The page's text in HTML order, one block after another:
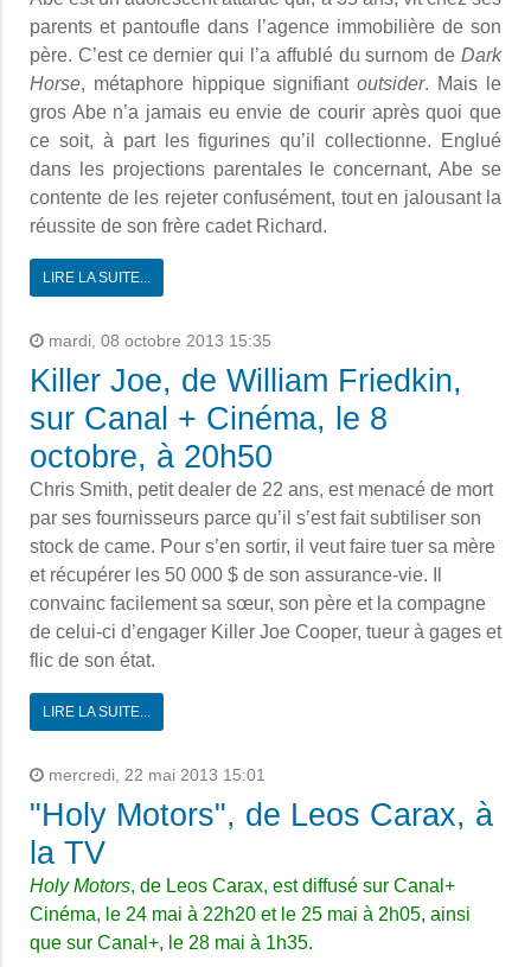
parents et pantoufle dans l’agence immobilière de son
père. C’est ce dernier qui l’a affublé du surnom de Dark
Horse, métaphore hippique signifiantoutsider. Mais le
gros Abe n’a jamais eu envie de courir après quoi que
ce soit, à part les figurines qu’il collectionne. Englué
dans les projections parentales le concernant, Abe se
contente de les rejeter confusément, tout en jalousant la
réussite de son frère cadet Richard.
LIRE LA SUITE...
mardi, 08 octobre 2013 15:35
Killer Joe, de William Friedkin,
sur Canal + Cinéma, le 8
octobre, à 20h50
Chris Smith, petit dealer de 22 ans, est menacé de mort
par ses fournisseurs parce qu’il s’est fait subtiliser son
stock de came. Pour s’en sortir, il veut faire tuer sa mère
et récupérer les 50 000 $ de son assurance-vie. Il
convainc facilement sa sœur, son père et la compagne
de celui-ci d’engager Killer Joe Cooper, tueur à gages et
flic de son état.
LIRE LA SUITE...
mercredi, 22 mai 2013 15:01
"Holy Motors", de Leos Carax, à
la TV
Holy Motors, de Leos Carax, est diffusé sur Canal+
Cinéma, le 24 mai à 22h20 et le 25 mai à 2h05, ainsi
que sur Canal+, le 28 mai à 1h35.